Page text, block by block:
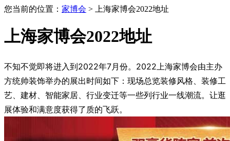
您当前的位置： 家博会 > 上海家博会2022地址
上海家博会2022地址
不知不觉即将进入到2022年7月份。2022上海家博会由主办
方统帅装饰举办的展出时间如下：现场总览装修风格、装修工
艺、建材、智能家居、行业变迁等一些列行业一线潮流。让逛
展体验和满意度获得了质的飞跃。